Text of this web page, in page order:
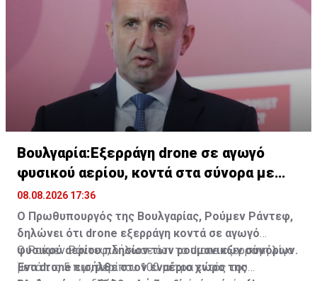
Βουλγαρία:Εξερράγη drone σε αγωγό
φυσικού αερίου, κοντά στα σύνορα με
Ρουμανία
08.08.2026 17:36
Ο Πρωθυπουργός της Βουλγαρίας, Ρούμεν Ράντεφ,
δηλώνει ότι drone εξερράγη κοντά σε αγωγό
φυσικού αερίου πλησίον των ρουμανικών συνόρων.
Ένα drone εισήλθε στον εναέριο χώρο της
Ο Ρούμεν Ράντεφ, δήλωσε ότι το drone εξερράγη λίγο
μετά τις 5 π.μ., περίπου 100 μέτρα εντός του